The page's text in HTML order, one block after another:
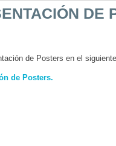
DE
de Posters en el
de Posters.